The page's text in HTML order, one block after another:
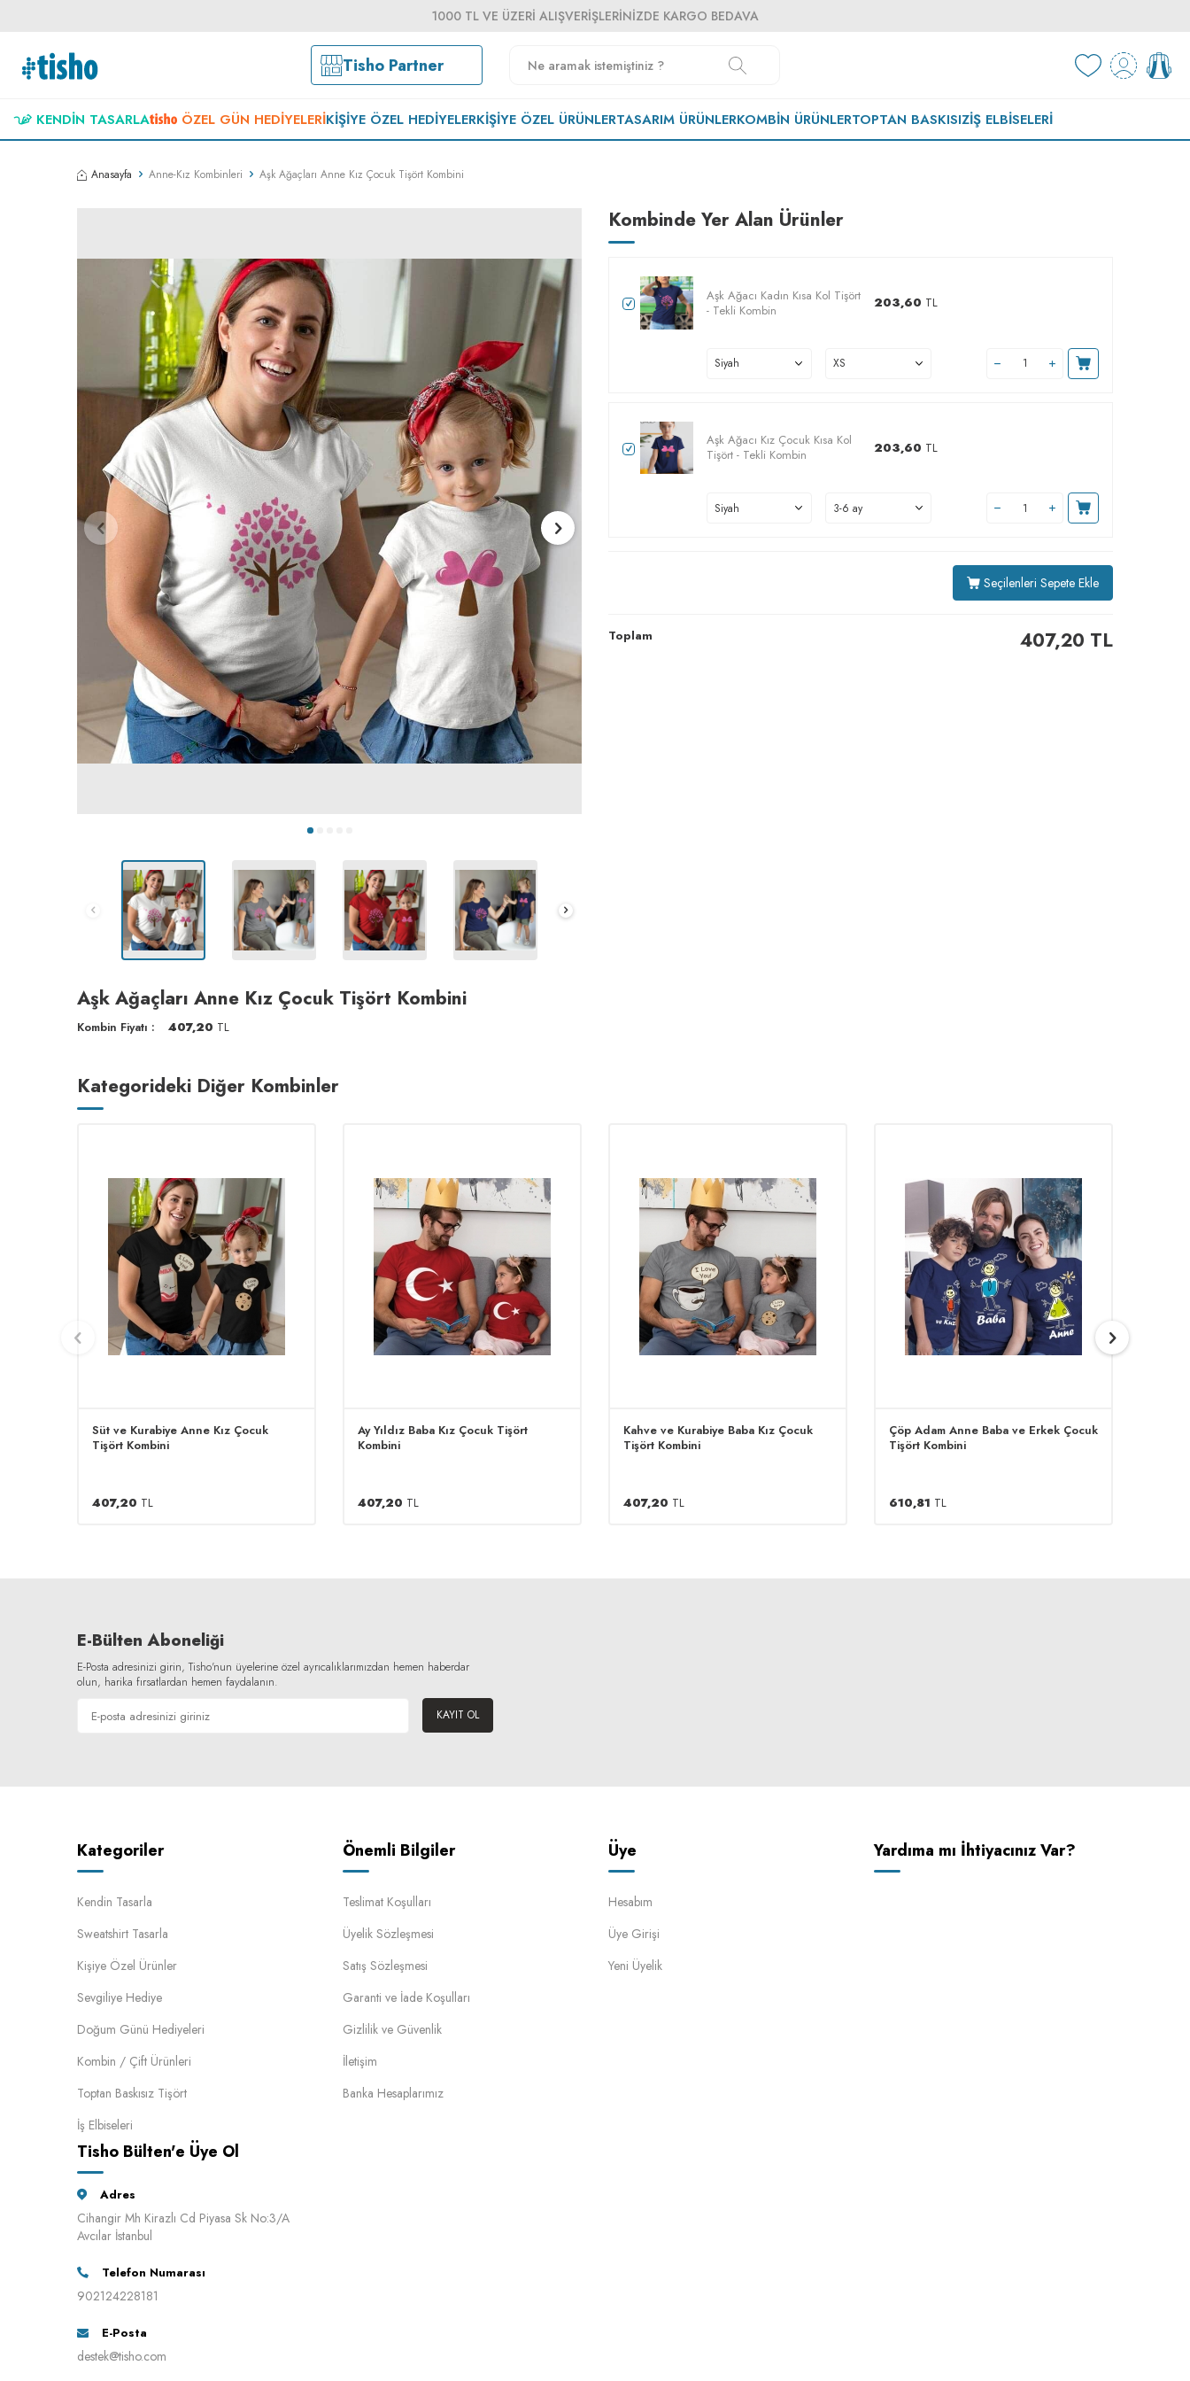
1000 TL VE ÜZERI ALIŞVERIŞLERINIZDE KARGO BEDAVA
Tisho Partner
KENDIN TASARLA ÖZEL GÜN HEDIYELERIKIŞIYE ÖZEL HEDIYELERKIŞIYE ÖZEL ÜRÜNLERTASARIM ÜRÜNLERKOMBIN ÜRÜNLERTOPTAN BASKISIZİŞ ELBISELERI
Anasayfa Anne-Kız Kombinleri Aşk Ağaçları Anne Kız Çocuk Tişört Kombini
Aşk Ağaçları Anne Kız Çocuk Tişört Kombini
Kombin Fiyatı : 407,20 TL
Kombinde Yer Alan Ürünler
Aşk Ağacı Kadın Kısa Kol Tişört
- Tekli Kombin
203,60 TL
Aşk Ağacı Kız Çocuk Kısa Kol
Tişört - Tekli Kombin
203,60 TL
Seçilenleri Sepete Ekle
Toplam 407,20 TL
Kategorideki Diğer Kombinler
Süt ve Kurabiye Anne Kız Çocuk
Tişört Kombini
407,20 TL
Ay Yıldız Baba Kız Çocuk Tişört
Kombini
407,20 TL
Kahve ve Kurabiye Baba Kız Çocuk
Tişört Kombini
407,20 TL
Çöp Adam Anne Baba ve Erkek Çocuk
Tişört Kombini
610,81 TL
E-Bülten Aboneliği
E-Posta adresinizi girin, Tisho'nun üyelerine özel ayrıcalıklarımızdan hemen haberdar
olun, harika fırsatlardan hemen faydalanın.
KAYIT OL
Kategoriler
Kendin Tasarla
Sweatshirt Tasarla
Kişiye Özel Ürünler
Sevgiliye Hediye
Doğum Günü Hediyeleri
Kombin / Çift Ürünleri
Toptan Baskısız Tişört
İş Elbiseleri
Önemli Bilgiler
Teslimat Koşulları
Üyelik Sözleşmesi
Satış Sözleşmesi
Garanti ve İade Koşulları
Gizlilik ve Güvenlik
İletişim
Banka Hesaplarımız
Üye
Hesabım
Üye Girişi
Yeni Üyelik
Yardıma mı İhtiyacınız Var?
Tisho Bülten'e Üye Ol
Adres
Cihangir Mh Kirazlı Cd Piyasa Sk No:3/A
Avcılar İstanbul
Telefon Numarası
902124228181
E-Posta
destek@tisho.com